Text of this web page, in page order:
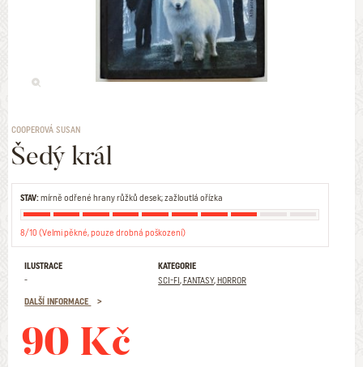
COOPEROVÁ SUSAN
Šedý král
STAV:mírně odřené hrany růžků desek; zažloutlá ořízka
8/10 (Velmi pěkné, pouze drobná poškození)
ILUSTRACE
-
KATEGORIE
SCI-FI, FANTASY, HORROR
DALŠÍ INFORMACE
90 Kč